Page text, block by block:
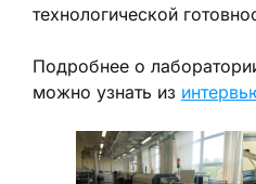
технологической
Подробнее о
можно узнать из